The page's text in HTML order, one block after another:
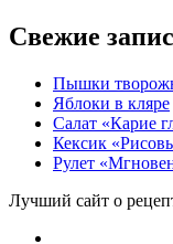
Свежие
Пышки
Яблоки в кляре
Салат «Карие
Кексик
Рулет
Лучший сайт о